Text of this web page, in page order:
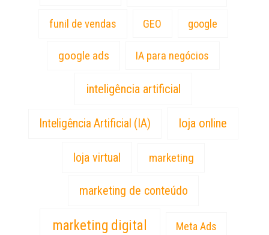
funil de vendas GEO google
google ads IA para negócios
inteligência artificial
Inteligência Artificial (IA) loja online
loja virtual marketing
marketing de conteúdo
marketing digital Meta Ads